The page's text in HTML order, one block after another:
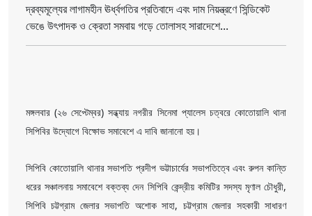
দ্রব্যমূল্যের লাগামহীন ঊর্ধ্বগতির প্রতিবাদে এবং দাম নিয়ন্ত্রণে সিন্ডিকেট
ভেঙে উৎপাদক ও ক্রেতা সমবায় গড়ে তোলাসহ সারাদেশে...
মঙ্গলবার (২৬ সেপ্টেম্বর) সন্ধ্যায় নগরীর সিনেমা প্যালেস চত্বরে কোতোয়ালি থানা
সিপিবির উদ্যোগে বিক্ষোভ সমাবেশে এ দাবি জানানো হয়।
সিপিবি কোতোয়ালি থানার সভাপতি প্রদীপ ভট্টাচার্যের সভাপতিত্বে এবং রুপন কান্তি
ধরের সঞ্চালনায় সমাবেশে বক্তব্য দেন সিপিবি কেন্দ্রীয় কমিটির সদস্য মৃণাল চৌধুরী,
সিপিবি চট্টগ্রাম জেলার সভাপতি অশোক সাহা, চট্টগ্রাম জেলার সহকারী সাধারণ